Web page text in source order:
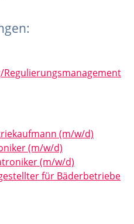
(m/w/d)
(m/w/d)
(m/w/d)
für Bäderbetriebe